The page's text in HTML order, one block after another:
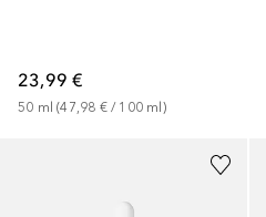
23,99 €
50 ml (47,98 € / 100 ml )